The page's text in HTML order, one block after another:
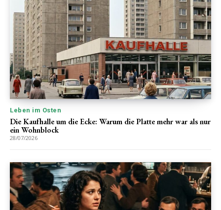
Leben im Osten
Die Kaufhalle um die Ecke: Warum die Platte mehr war als nur
ein Wohnblock
28/07/2026